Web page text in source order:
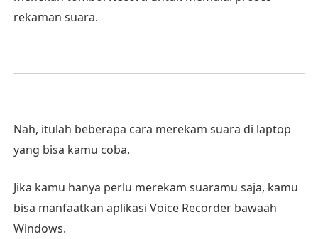
rekaman suara.
Nah, itulah beberapa cara merekam suara di laptop
yang bisa kamu coba.
Jika kamu hanya perlu merekam suaramu saja, kamu
bisa manfaatkan aplikasi Voice Recorder bawaah
Windows.